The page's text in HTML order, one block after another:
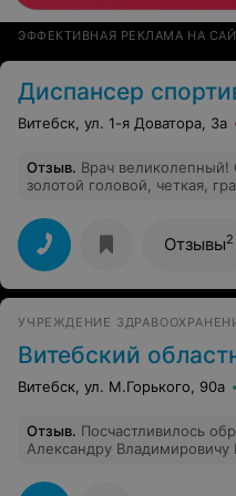
ЭФФЕКТИВНАЯ РЕКЛАМА НА
Диспансер
Витебск, ул. 1-я Доватора, 3а
Отзыв. Врач великолепный!
золотой головой, четкая,
благодарность
Николаевичу! Спасибо Вам
отношение, грамотно
помощь, полезные
человеческую теплоту.
Отзывы2
УЧРЕЖДЕНИЕ
Витебский областной
Витебск, ул. М.Горького, 90а
Отзыв. Посчастливилось
Александру
на все вопросы. Его